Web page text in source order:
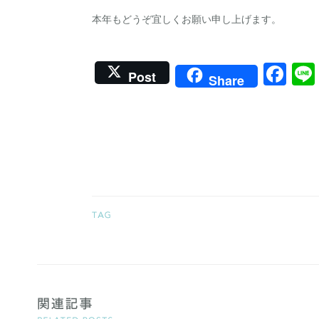
本年もどうぞ宜しくお願い申し上げます。
Post Share